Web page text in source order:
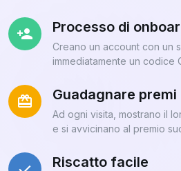
Processo di
Creano un account con un
immediatamente un codice
Guadagnare premi
Ad ogni visita, mostrano il
e si avvicinano al premio
Riscatto facile